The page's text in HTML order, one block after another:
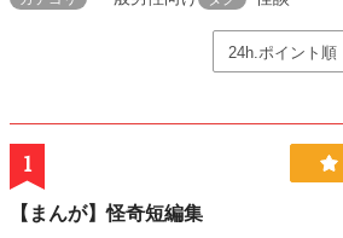
1
【まんが】怪奇短編集